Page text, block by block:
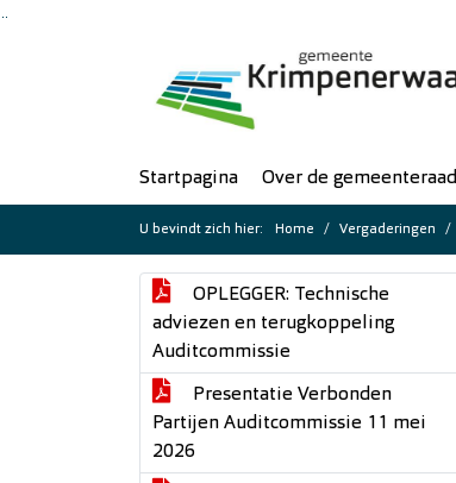
Startpagina Over de gemeenteraad
U bevindt zich hier: Home Vergaderingen
OPLEGGER: Technische
adviezen en terugkoppeling
Auditcommissie
Presentatie Verbonden
Partijen Auditcommissie 11 mei
2026